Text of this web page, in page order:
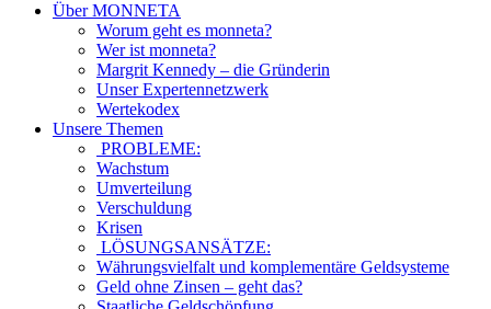
Über MONNETA
Worum geht es monneta?
Wer ist monneta?
Margrit Kennedy – die Gründerin
Unser Expertennetzwerk
Wertekodex
Unsere Themen
PROBLEME:
Wachstum
Umverteilung
Verschuldung
Krisen
LÖSUNGSANSÄTZE:
Währungsvielfalt und komplementäre Geldsysteme
Geld ohne Zinsen – geht das?